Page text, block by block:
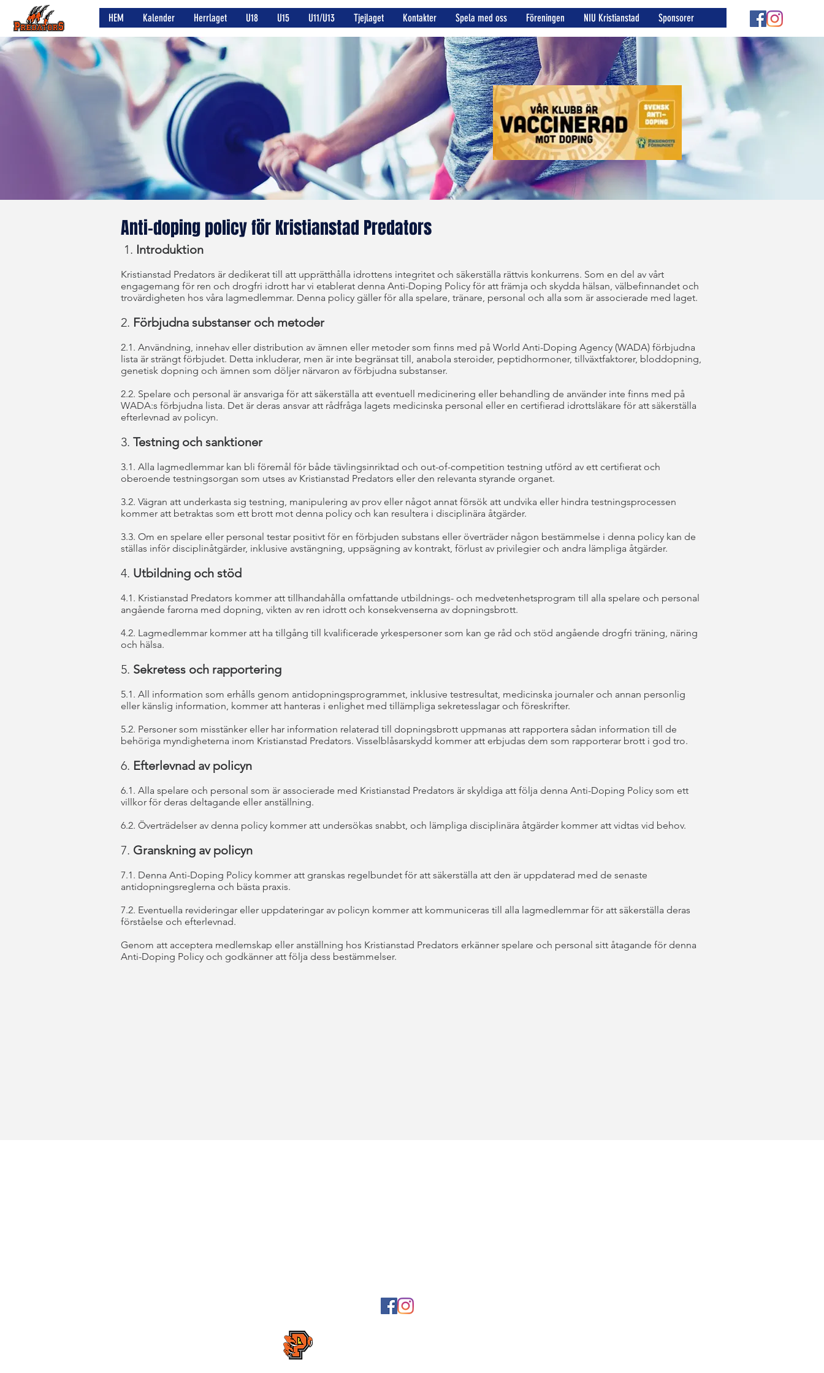
HEM Kalender Herrlaget U18 U15 U11/U13 Tjejlaget Kontakter Spela med oss Föreningen NIU Kristianstad Sponsorer
Anti-doping policy för Kristianstad Predators
1. Introduktion
Kristianstad Predators är dedikerat till att upprätthålla idrottens integritet och säkerställa rättvis konkurrens. Som en del av vårt
engagemang för ren och drogfri idrott har vi etablerat denna Anti-Doping Policy för att främja och skydda hälsan, välbefinnandet och
trovärdigheten hos våra lagmedlemmar. Denna policy gäller för alla spelare, tränare, personal och alla som är associerade med laget.
2. Förbjudna substanser och metoder
2.1. Användning, innehav eller distribution av ämnen eller metoder som finns med på World Anti-Doping Agency (WADA) förbjudna
lista är strängt förbjudet. Detta inkluderar, men är inte begränsat till, anabola steroider, peptidhormoner, tillväxtfaktorer, bloddopning,
genetisk dopning och ämnen som döljer närvaron av förbjudna substanser.
2.2. Spelare och personal är ansvariga för att säkerställa att eventuell medicinering eller behandling de använder inte finns med på
WADA:s förbjudna lista. Det är deras ansvar att rådfråga lagets medicinska personal eller en certifierad idrottsläkare för att säkerställa
efterlevnad av policyn.
3. Testning och sanktioner
3.1. Alla lagmedlemmar kan bli föremål för både tävlingsinriktad och out-of-competition testning utförd av ett certifierat och
oberoende testningsorgan som utses av Kristianstad Predators eller den relevanta styrande organet.
3.2. Vägran att underkasta sig testning, manipulering av prov eller något annat försök att undvika eller hindra testningsprocessen
kommer att betraktas som ett brott mot denna policy och kan resultera i disciplinära åtgärder.
3.3. Om en spelare eller personal testar positivt för en förbjuden substans eller överträder någon bestämmelse i denna policy kan de
ställas inför disciplinåtgärder, inklusive avstängning, uppsägning av kontrakt, förlust av privilegier och andra lämpliga åtgärder.
4. Utbildning och stöd
4.1. Kristianstad Predators kommer att tillhandahålla omfattande utbildnings- och medvetenhetsprogram till alla spelare och personal
angående farorna med dopning, vikten av ren idrott och konsekvenserna av dopningsbrott.
4.2. Lagmedlemmar kommer att ha tillgång till kvalificerade yrkespersoner som kan ge råd och stöd angående drogfri träning, näring
och hälsa.
5. Sekretess och rapportering
5.1. All information som erhålls genom antidopningsprogrammet, inklusive testresultat, medicinska journaler och annan personlig
eller känslig information, kommer att hanteras i enlighet med tillämpliga sekretesslagar och föreskrifter.
5.2. Personer som misstänker eller har information relaterad till dopningsbrott uppmanas att rapportera sådan information till de
behöriga myndigheterna inom Kristianstad Predators. Visselblåsarskydd kommer att erbjudas dem som rapporterar brott i god tro.
6. Efterlevnad av policyn
6.1. Alla spelare och personal som är associerade med Kristianstad Predators är skyldiga att följa denna Anti-Doping Policy som ett
villkor för deras deltagande eller anställning.
6.2. Överträdelser av denna policy kommer att undersökas snabbt, och lämpliga disciplinära åtgärder kommer att vidtas vid behov.
7. Granskning av policyn
7.1. Denna Anti-Doping Policy kommer att granskas regelbundet för att säkerställa att den är uppdaterad med de senaste
antidopningsreglerna och bästa praxis.
7.2. Eventuella revideringar eller uppdateringar av policyn kommer att kommuniceras till alla lagmedlemmar för att säkerställa deras
förståelse och efterlevnad.
Genom att acceptera medlemskap eller anställning hos Kristianstad Predators erkänner spelare och personal sitt åtagande för denna
Anti-Doping Policy och godkänner att följa dess bestämmelser.